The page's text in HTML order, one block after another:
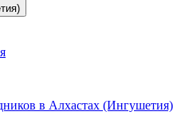
в Алхастах (Ингушетия)